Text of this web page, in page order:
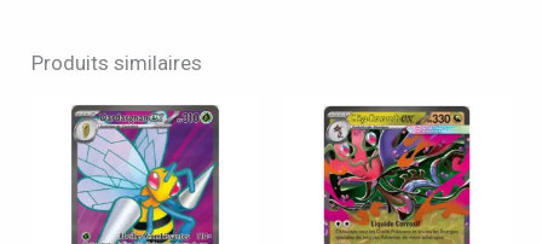
Produits similaires